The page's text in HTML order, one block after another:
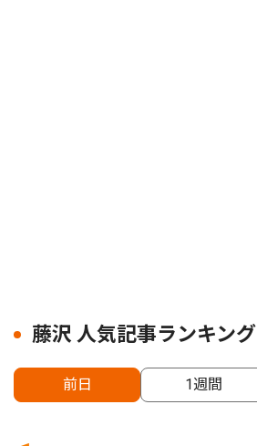
藤沢 人気記事ランキング
前日 1週間